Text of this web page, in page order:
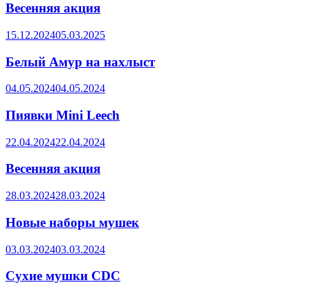
Весенняя акция
15.12.202405.03.2025
Белый Амур на нахлыст
04.05.202404.05.2024
Пиявки Mini Leech
22.04.202422.04.2024
Весенняя акция
28.03.202428.03.2024
Новые наборы мушек
03.03.202403.03.2024
Сухие мушки CDC